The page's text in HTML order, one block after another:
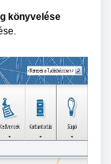
könyvelése